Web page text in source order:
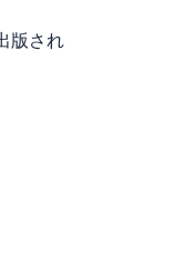
版され